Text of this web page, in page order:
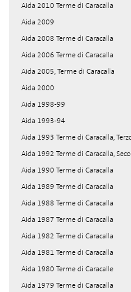
Aida 2010 Terme di Caracalla
Aida 2009
Aida 2008 Terme di Caracalla
Aida 2006 Terme di Caracalla
Aida 2005, Terme di Caracalla
Aida 2000
Aida 1998-99
Aida 1993-94
Aida 1993 Terme di Caracalla,
Aida 1992 Terme di Caracalla,
Aida 1990 Terme di Caracalla
Aida 1989 Terme di Caracalla
Aida 1988 Terme di Caracalla
Aida 1987 Terme di Caracalla
Aida 1982 Terme di Caracalla
Aida 1981 Terme di Caracalla
Aida 1980 Terme di Caracalle
Aida 1979 Terme di Caracalla